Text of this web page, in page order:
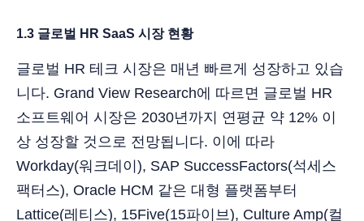
1.3 글로벌 HR SaaS 시장 현황
글로벌 HR 테크 시장은 매년 빠르게 성장하고 있습
니다. Grand View Research에 따르면 글로벌 HR
소프트웨어 시장은 2030년까지 연평균 약 12% 이
상 성장할 것으로 전망됩니다. 이에 따라
Workday(워크데이), SAP SuccessFactors(석세스
팩터스), Oracle HCM 같은 대형 플랫폼부터
Lattice(레티스), 15Five(15파이브), Culture Amp(컬